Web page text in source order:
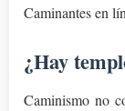
Caminantes en
¿Hay
Caminismo no